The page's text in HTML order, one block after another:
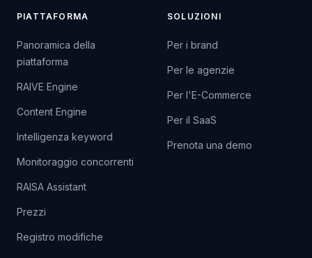
PIATTAFORMA
Panoramica della
piattaforma
RAIVE Engine
Content Engine
Intelligenza keyword
Monitoraggio concorrenti
RAISA Assistant
Prezzi
Registro modifiche
SOLUZIONI
Per i brand
Per le agenzie
Per l'E-Commerce
Per il SaaS
Prenota una demo